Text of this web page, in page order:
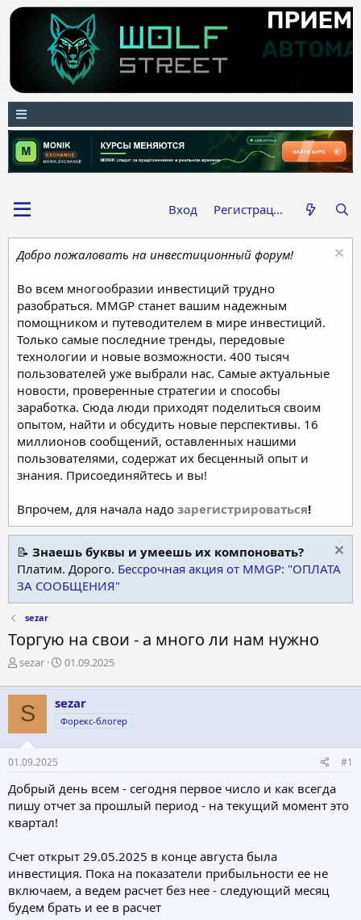
Вход Регистрация
Добро пожаловать на инвестиционный форум!
Во всем многообразии инвестиций трудно
разобраться. MMGP станет вашим надежным
помощником и путеводителем в мире инвестиций.
Только самые последние тренды, передовые
технологии и новые возможности. 400 тысяч
пользователей уже выбрали нас. Самые актуальные
новости, проверенные стратегии и способы
заработка. Сюда люди приходят поделиться своим
опытом, найти и обсудить новые перспективы. 16
миллионов сообщений, оставленных нашими
пользователями, содержат их бесценный опыт и
знания. Присоединяйтесь и вы!
Впрочем, для начала надо зарегистрироваться!
📝 Знаешь буквы и умеешь их компоновать?
Платим. Дорого. Бессрочная акция от MMGP: "ОПЛАТА
ЗА СООБЩЕНИЯ"
sezar
Торгую на свои - а много ли нам нужно
А
т
о
р
т
е
м
sezar
Д
т
а
н
ч
а
01.09.2025
S sezar
Форекс-блогер
01.09.2025 #1
Добрый день всем - сегодня первое число и как всегда
пишу отчет за прошлый период - на текущий момент это
квартал!
Счет открыт 29.05.2025 в конце августа была
инвестиция. Пока на показатели прибыльности ее не
включаем, а ведем расчет без нее - следующий месяц
будем брать и ее в расчет